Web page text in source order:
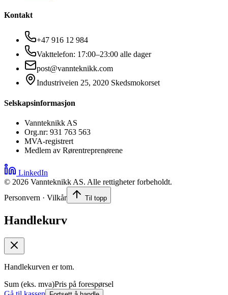
Kontakt
+47 916 12 984
Vakttelefon: 17:00–23:00 alle dager
post@vannteknikk.com
Industriveien 25, 2020 Skedsmokorset
Selskapsinformasjon
Vannteknikk AS
Org.nr: 931 763 563
MVA-registrert
Medlem av Rørentreprenørene
LinkedIn
© 2026 Vannteknikk AS. Alle rettigheter forbeholdt.
Personvern · Vilkår
Til topp
Handlekurv
Handlekurven er tom.
Sum (eks. mva)Pris på forespørsel